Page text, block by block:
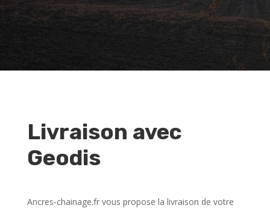
Livraison avec
Geodis
Ancres-chainage.fr vous propose la livraison de votre